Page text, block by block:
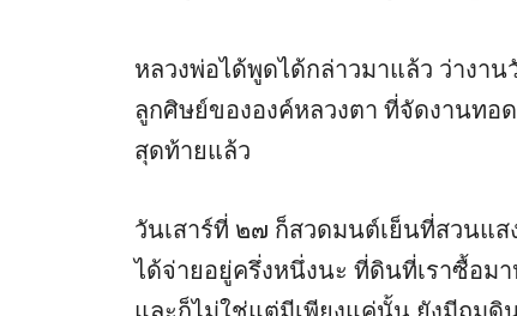
หลวงพ่อได้พูดได้กล่าวมาแล้ว ว่าง
ลูกศิษย์ขององค์หลวงตา ที่จัดงานทอ
สุดท้ายแล้ว
วันเสาร์ที่ ๒๗ ก็สวดมนต์เย็นที่สวนแ
ได้จ่ายอยู่ครึ่งหนึ่งนะ ที่ดินที่เราซื้อม